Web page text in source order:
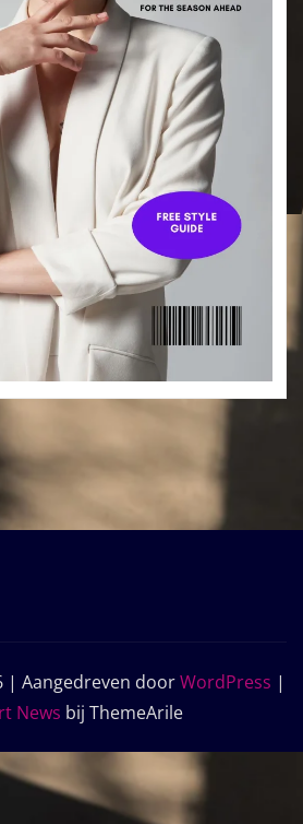
| Aangedreven doorWordPress |
News bij ThemeArile